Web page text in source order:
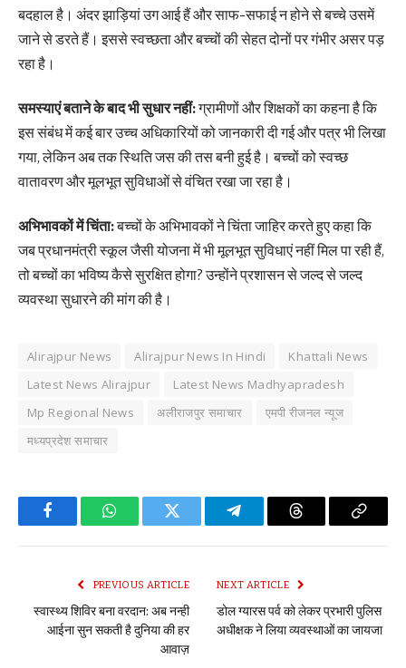
बदहाल है। अंदर झाड़ियां उग आई हैं और साफ-सफाई न होने से बच्चे उसमें
जाने से डरते हैं। इससे स्वच्छता और बच्चों की सेहत दोनों पर गंभीर असर पड़
रहा है।
समस्याएं बताने के बाद भी सुधार नहीं:ग्रामीणों और शिक्षकों का कहना है कि
इस संबंध में कई बार उच्च अधिकारियों को जानकारी दी गई और पत्र भी लिखा
गया, लेकिन अब तक स्थिति जस की तस बनी हुई है। बच्चों को स्वच्छ
वातावरण और मूलभूत सुविधाओं से वंचित रखा जा रहा है।
अभिभावकों में चिंता:बच्चों के अभिभावकों ने चिंता जाहिर करते हुए कहा कि
जब प्रधानमंत्री स्कूल जैसी योजना में भी मूलभूत सुविधाएं नहीं मिल पा रही हैं,
तो बच्चों का भविष्य कैसे सुरक्षित होगा? उन्होंने प्रशासन से जल्द से जल्द
व्यवस्था सुधारने की मांग की है।
Alirajpur News Alirajpur News In Hindi
Khattali News
Latest News Alirajpur
Latest News Madhyapradesh
Mp Regional News
अलीराजपुर समाचार
एमपी रीजनल न्यूज
मध्यप्रदेश समाचार
FacebookWhatsAppTwitter TelegramThreads Copy
PREVIOUS ARTICLE
स्वास्थ्य शिविर बना वरदान: अब नन्ही
आईना सुन सकती है दुनिया की हर
आवाज़
NEXT ARTICLE
डोल ग्यारस पर्व को लेकर प्रभारी पुलिस
अधीक्षक ने लिया व्यवस्थाओं का जायजा